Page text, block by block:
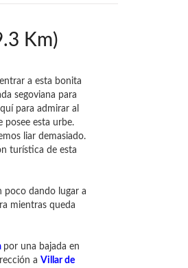
Km)
a esta bonita
segoviana para
para admirar al
posee esta urbe.
liar demasiado.
turística de esta
poco dando lugar a
mientras queda
por una bajada en
a Villar de